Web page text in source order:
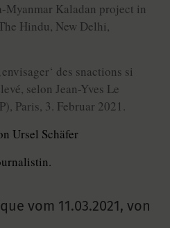
Kaladan project in
Hindu, New Delhi,
des snactions si
selon Jean-Yves Le
Paris, 3. Februar 2021.
Ursel Schäfer
vom 11.03.2021, von